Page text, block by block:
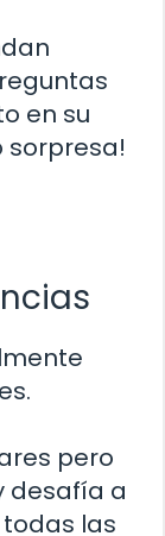
en su
sorpresa!
pero
desafía a
las